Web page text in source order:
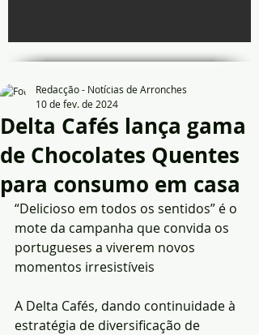
Delta Cafés lança gama
de Chocolates Quentes
para consumo em casa
Redacção - Notícias de Arronches
10 de fev. de 2024
“Delicioso em todos os sentidos” é o
mote da campanha que convida os
portugueses a viverem novos
momentos irresistíveis
A Delta Cafés, dando continuidade à
estratégia de diversificação de